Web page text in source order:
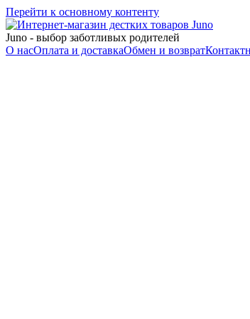
Перейти к основному контенту
Juno - выбор заботливых родителей
О насОплата и доставкаОбмен и возврат